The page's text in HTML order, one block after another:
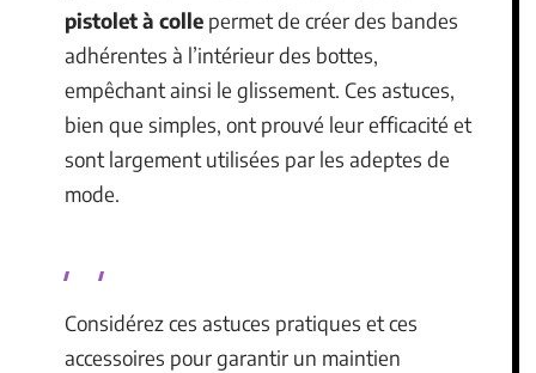
pistolet à colle permet de créer des bandes
adhérentes à l’intérieur des bottes,
empêchant ainsi le glissement. Ces astuces,
bien que simples, ont prouvé leur efficacité et
sont largement utilisées par les adeptes de
mode.
Considérez ces astuces pratiques et ces
accessoires pour garantir un maintien